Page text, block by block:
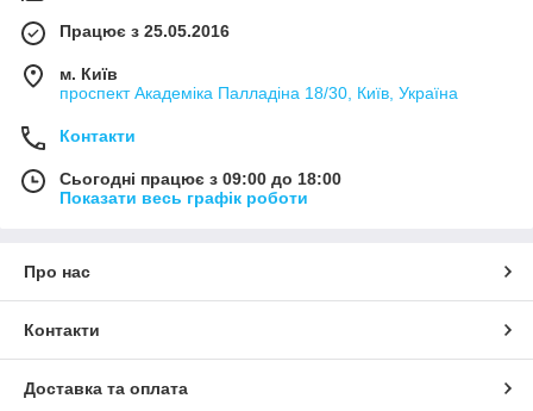
Працює з 25.05.2016
м. Київ
проспект Академіка Палладіна 18/30, Київ, Україна
Контакти
Сьогодні працює з 09:00 до 18:00
Показати весь графік роботи
Про нас
Контакти
Доставка та оплата